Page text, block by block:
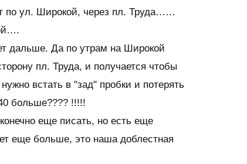
по ул. Широкой, через пл. Труда……
дальше. Да по утрам на Широкой
пл. Труда, и получается чтобы
встать в "зад" пробки и потерять
больше???? !!!!!
еще писать, но есть еще
еще больше, это наша доблестная